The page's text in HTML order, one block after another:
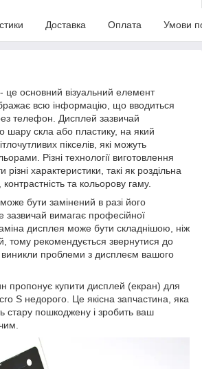
Доставка Оплата Умови
це основний візуальний елемент
всю інформацію, що вводиться
телефон. Дисплей зазвичай
шару скла або пластику, на який
пікселів, які можуть
Різні технології виготовлення
характеристики, такі як роздільна
контрастність та кольорову гаму.
бути замінений в разі його
вимагає професійної
дисплея може бути складнішою, ніж
тому рекомендується звернутися до
виникли проблеми з дисплеєм вашого
пропонує купити дисплей (екран) для
S недорого. Це якісна запчастина, яка
стару пошкоджену і зробить ваш